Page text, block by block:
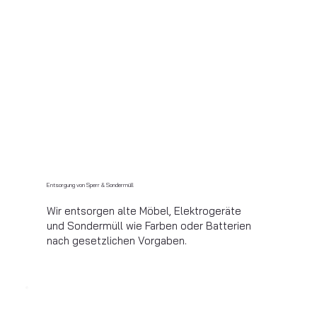
Entsorgung von Sperr & Sondermüll
Wir entsorgen alte Möbel, Elektrogeräte
und Sondermüll wie Farben oder Batterien
nach gesetzlichen Vorgaben.